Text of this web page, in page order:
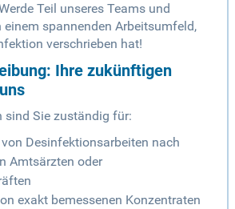
Teil unseres Teams und
einem spannenden Arbeitsumfeld,
verschrieben hat!
Ihre zukünftigen
Sie zuständig für:
Desinfektionsarbeiten nach
Amtsärzten oder
exakt bemessenen Konzentraten